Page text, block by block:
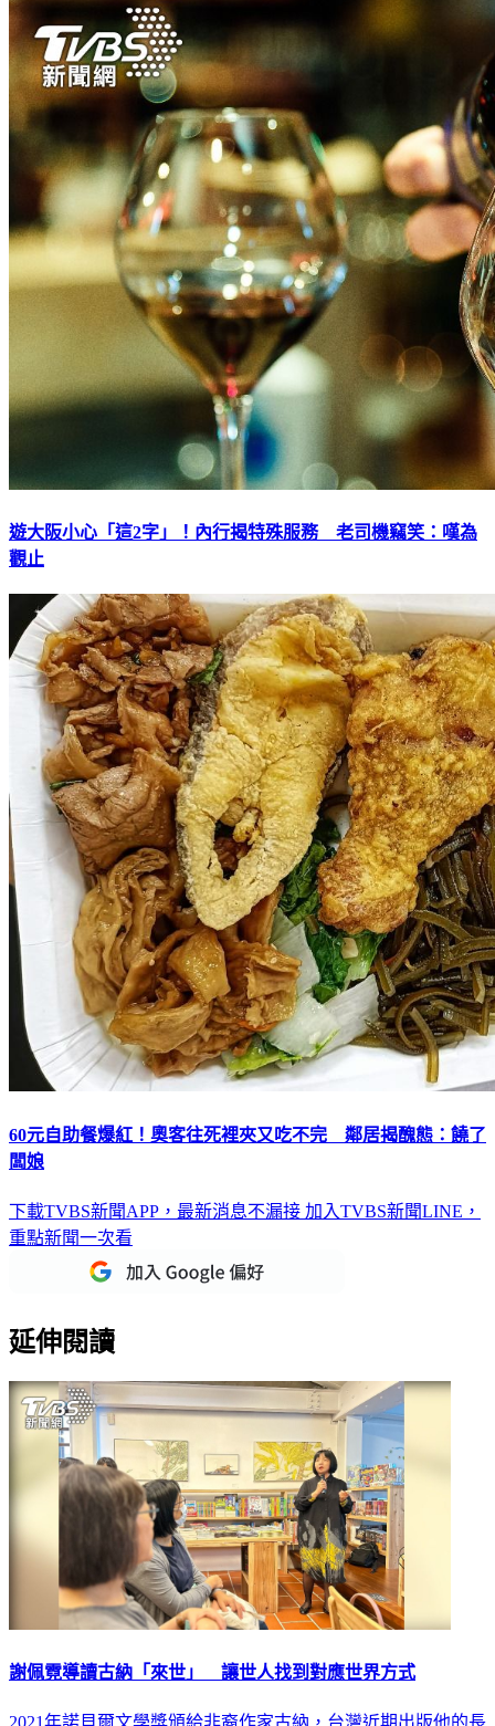
遊大阪小心「這2字」！內行揭特殊服務 老司機竊笑：嘆為
觀止
60元自助餐爆紅！奧客往死裡夾又吃不完 鄰居揭醜態：饒了
闆娘
下載TVBS新聞APP，最新消息不漏接 加入TVBS新聞LINE，
重點新聞一次看
延伸閱讀
謝佩霓導讀古納「來世」 讓世人找到對應世界方式